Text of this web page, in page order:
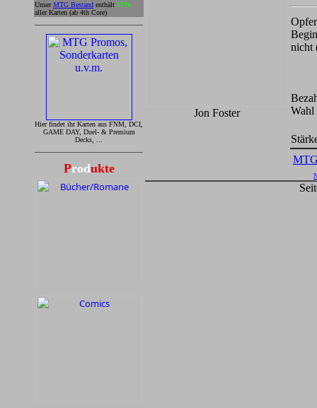
UnserMTG Bestand enthält 97%
aller Karten (ab 4th Core)
Hier findet ihr Karten aus FNM, DCI,
GAME DAY, Duel- & Premium
Decks, ...
Produkte
Jon Foster
nicht
Wahl